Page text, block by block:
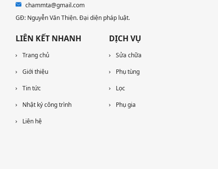
chammta@gmail.com
GĐ: Nguyễn Văn Thiện. Đại diện pháp luật.
LIÊN KẾT NHANH
Trang chủ
Giới thiệu
Tin tức
Nhật ký công trình
Liên hệ
DỊCH VỤ
Sửa chữa
Phụ tùng
Lọc
Phụ gia